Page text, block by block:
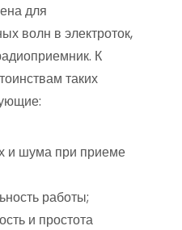
для
волн в электроток,
К
таких
и шума при приеме
работы;
и простота